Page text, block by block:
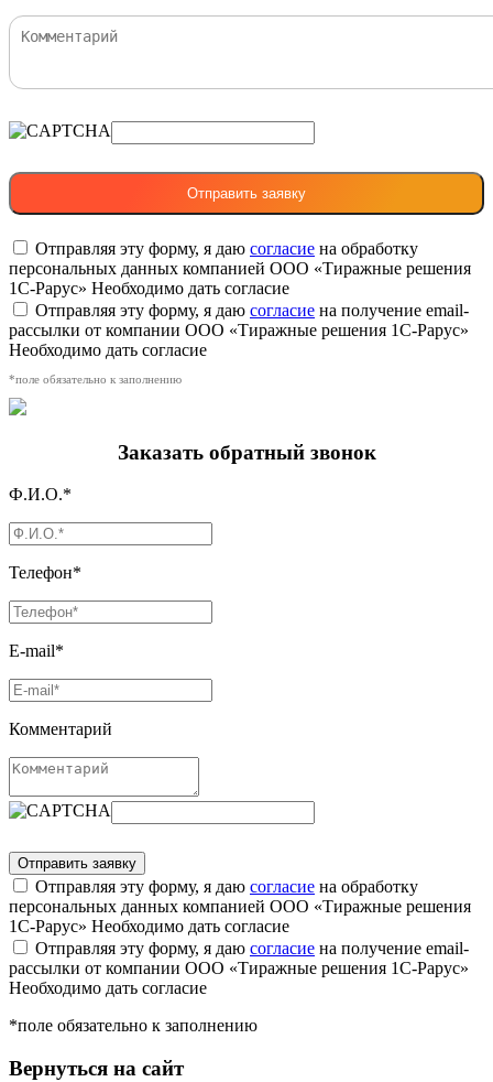
Отправляя эту форму, я даю согласие на обработку
персональных данных компанией ООО «Тиражные решения
1С-Рарус» Необходимо дать согласие
Отправляя эту форму, я даю согласие на получение email-
рассылки от компании ООО «Тиражные решения 1С-Рарус»
Необходимо дать согласие
*поле обязательно к заполнению
Заказать обратный звонок
Ф.И.О.*
Телефон*
E-mail*
Комментарий
Отправляя эту форму, я даю согласие на обработку
персональных данных компанией ООО «Тиражные решения
1С-Рарус» Необходимо дать согласие
Отправляя эту форму, я даю согласие на получение email-
рассылки от компании ООО «Тиражные решения 1С-Рарус»
Необходимо дать согласие
*поле обязательно к заполнению
Вернуться на сайт